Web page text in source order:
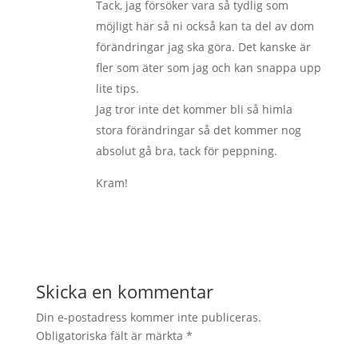
Tack, jag försöker vara så tydlig som
möjligt här så ni också kan ta del av dom
förändringar jag ska göra. Det kanske är
fler som äter som jag och kan snappa upp
lite tips.
Jag tror inte det kommer bli så himla
stora förändringar så det kommer nog
absolut gå bra, tack för peppning.
Kram!
Skicka en kommentar
Din e-postadress kommer inte publiceras.
Obligatoriska fält är märkta *